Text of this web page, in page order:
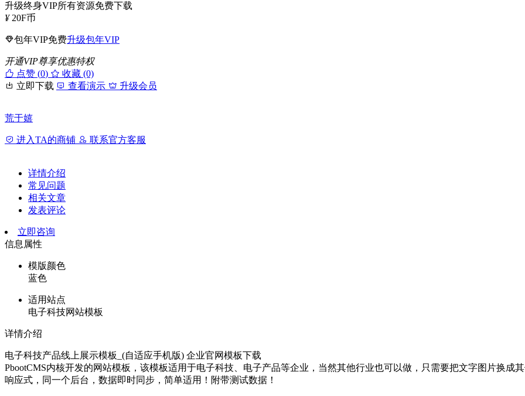
升级终身VIP所有资源免费下载
¥ 20F币
包年VIP免费升级包年VIP
开通VIP尊享优惠特权
点赞 (0)
收藏 (0)
立即下载
查看演示 升级会员
荒于嬉
进入TA的商铺 联系官方客服
详情介绍
常见问题
相关文章
发表评论
立即咨询
信息属性
模版颜色
蓝色
适用站点
电子科技网站模板
详情介绍
电子科技产品线上展示模板_(自适应手机版) 企业官网模板下载
PbootCMS内核开发的网站模板，该模板适用于电子科技、电子产品等企业，当然其他行业也可以做，只需要把文字图片换成其
响应式，同一个后台，数据即时同步，简单适用！附带测试数据！